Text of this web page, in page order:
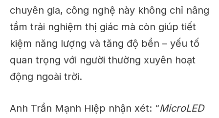
chuyên gia, công nghệ này không chỉ nâng
tầm trải nghiệm thị giác mà còn giúp tiết
kiệm năng lượng và tăng độ bền – yếu tố
quan trọng với người thường xuyên hoạt
động ngoài trời.
Anh Trần Mạnh Hiệp nhận xét: “MicroLED